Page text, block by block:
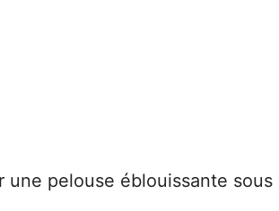
pelouse éblouissante sous